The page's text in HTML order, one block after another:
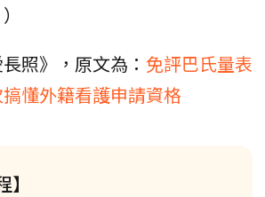
照》，原文為： 免評巴氏量表
懂外籍看護申請資格